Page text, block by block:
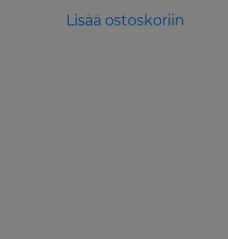
Lisää ostoskoriin